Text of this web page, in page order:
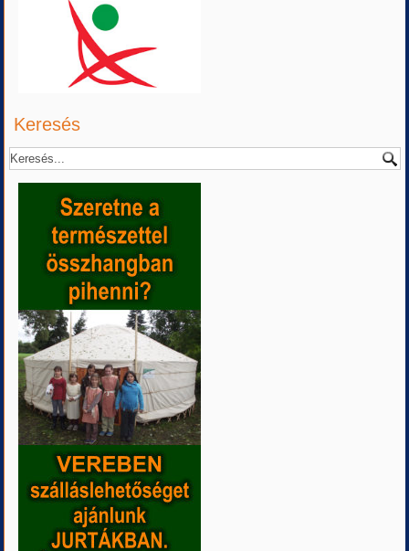
Keresés